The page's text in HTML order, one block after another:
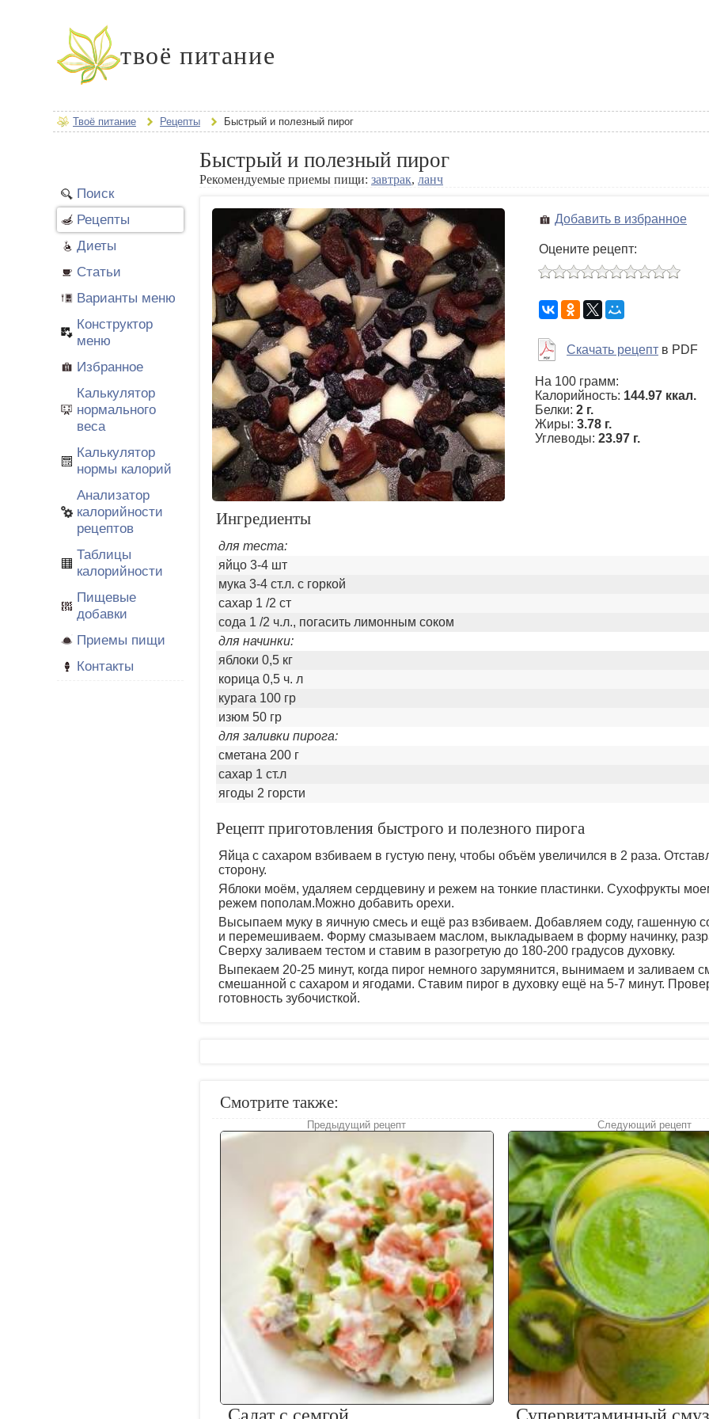
твоё питание
Твоё питание Рецепты Быстрый и полезный пирог
Поиск
Рецепты
Диеты
Статьи
Варианты меню
Конструктор
меню
Избранное
Калькулятор
нормального
веса
Калькулятор
нормы калорий
Анализатор
калорийности
рецептов
Таблицы
калорийности
Пищевые
добавки
Приемы пищи
Контакты
Быстрый и полезный пирог
Рекомендуемые приемы пищи: завтрак, ланч
Добавить в избранное
Оцените рецепт:
Скачать рецепт в PDF
На 100 грамм:
Калорийность: 144.97 ккал.
Белки: 2 г.
Жиры: 3.78 г.
Углеводы: 23.97 г.
Ингредиенты
для теста:
яйцо 3-4 шт
мука 3-4 ст.л. с горкой
сахар 1 /2 ст
сода 1 /2 ч.л., погасить лимонным соком
для начинки:
яблоки 0,5 кг
корица 0,5 ч. л
курага 100 гр
изюм 50 гр
для заливки пирога:
сметана 200 г
сахар 1 ст.л
ягоды 2 горсти
Рецепт приготовления быстрого и полезного пирога
Яйца с сахаром взбиваем в густую пену, чтобы объём увеличился в 2 раза.
сторону.
Яблоки моём, удаляем сердцевину и режем на тонкие пластинки. Сухофрукты
режем пополам.Можно добавить орехи.
Высыпаем муку в яичную смесь и ещё раз взбиваем. Добавляем соду, гашенную
и перемешиваем. Форму смазываем маслом, выкладываем в форму начинку,
Сверху заливаем тестом и ставим в разогретую до 180-200 градусов духовку.
Выпекаем 20-25 минут, когда пирог немного зарумянится, вынимаем и заливаем
смешанной с сахаром и ягодами. Ставим пирог в духовку ещё на 5-7 минут.
готовность зубочисткой.
Смотрите также:
Предыдущий рецепт Следующий рецепт